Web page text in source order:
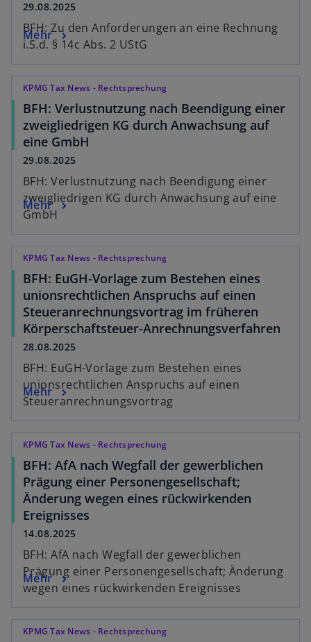
29.08.2025
BFH: Zu den Anforderungen an eine Rechnung
i.S.d. § 14c Abs. 2 UStG
Mehr
KPMG Tax News - Rechtsprechung
BFH: Verlustnutzung nach Beendigung einer
zweigliedrigen KG durch Anwachsung auf
eine GmbH
29.08.2025
BFH: Verlustnutzung nach Beendigung einer
zweigliedrigen KG durch Anwachsung auf eine
GmbH
Mehr
KPMG Tax News - Rechtsprechung
BFH: EuGH-Vorlage zum Bestehen eines
unionsrechtlichen Anspruchs auf einen
Steueranrechnungsvortrag im früheren
Körperschaftsteuer-Anrechnungsverfahren
28.08.2025
BFH: EuGH-Vorlage zum Bestehen eines
unionsrechtlichen Anspruchs auf einen
Steueranrechnungsvortrag
Mehr
KPMG Tax News - Rechtsprechung
BFH: AfA nach Wegfall der gewerblichen
Prägung einer Personengesellschaft;
Änderung wegen eines rückwirkenden
Ereignisses
14.08.2025
BFH: AfA nach Wegfall der gewerblichen
Prägung einer Personengesellschaft; Änderung
wegen eines rückwirkenden Ereignisses
Mehr
KPMG Tax News - Rechtsprechung